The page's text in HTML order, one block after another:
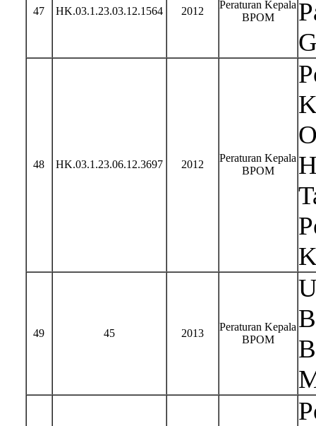
47 HK.03.1.23.03.12.1564 2012
Peraturan Kepala
BPOM
48 HK.03.1.23.06.12.3697 2012
Peraturan Kepala
BPOM
49 45 2013
Peraturan Kepala
BPOM